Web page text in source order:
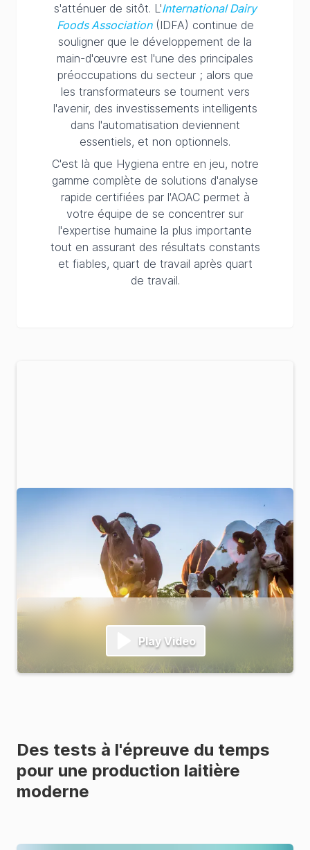
s'atténuer de sitôt. L'International Dairy
Foods Association(IDFA) continue de
souligner que le développement de la
main-d'œuvre est l'une des principales
préoccupations du secteur ; alors que
les transformateurs se tournent vers
l'avenir, des investissements intelligents
dans l'automatisation deviennent
essentiels, et non optionnels.
C'est là que Hygiena entre en jeu, notre
gamme complète de solutions d'analyse
rapide certifiées par l'AOAC permet à
votre équipe de se concentrer sur
l'expertise humaine la plus importante
tout en assurant des résultats constants
et fiables, quart de travail après quart
de travail.
Play Video
Des tests à l'épreuve du temps
pour une production laitière
moderne